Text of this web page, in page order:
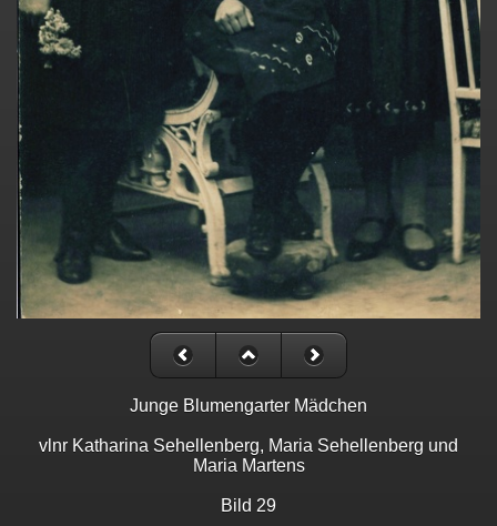
Junge Blumengarter Mädchen
vlnr Katharina Sehellenberg, Maria Sehellenberg und
Maria Martens
Bild 29